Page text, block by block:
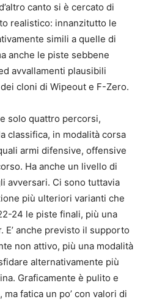
canto si è cercato di
realistico: innanzitutto le
simili a quelle di
anche le piste sebbene
avvallamenti plausibili
cloni di Wipeout e F-Zero.
solo quattro percorsi,
classifica, in modalità corsa
armi difensive, offensive
Ha anche un livello di
avversari. Ci sono tuttavia
più ulteriori varianti che
24 le piste finali, più una
E’ anche previsto il supporto
non attivo, più una modalità
alternativamente più
Graficamente è pulito e
fatica un po’ con valori di